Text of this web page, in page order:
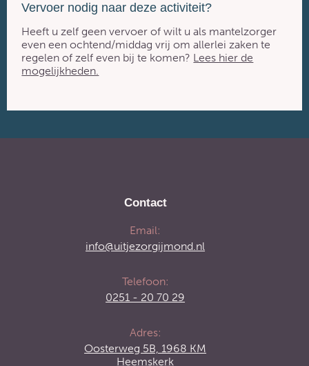
Vervoer nodig naar deze activiteit?
Heeft u zelf geen vervoer of wilt u als mantelzorger
even een ochtend/middag vrij om allerlei zaken te
regelen of zelf even bij te komen? Lees hier de
mogelijkheden.
Contact
Email:
info@uitjezorgijmond.nl
Telefoon:
0251 - 20 70 29
Adres:
Oosterweg 5B, 1968 KM
Heemskerk